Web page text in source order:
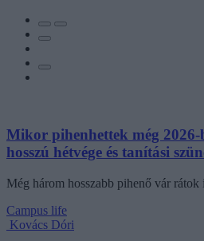
Mikor pihenhettek még 2026-
hosszú hétvége és tanítási
Még három hosszabb pihenő vár
Campus life
Kovács Dóri